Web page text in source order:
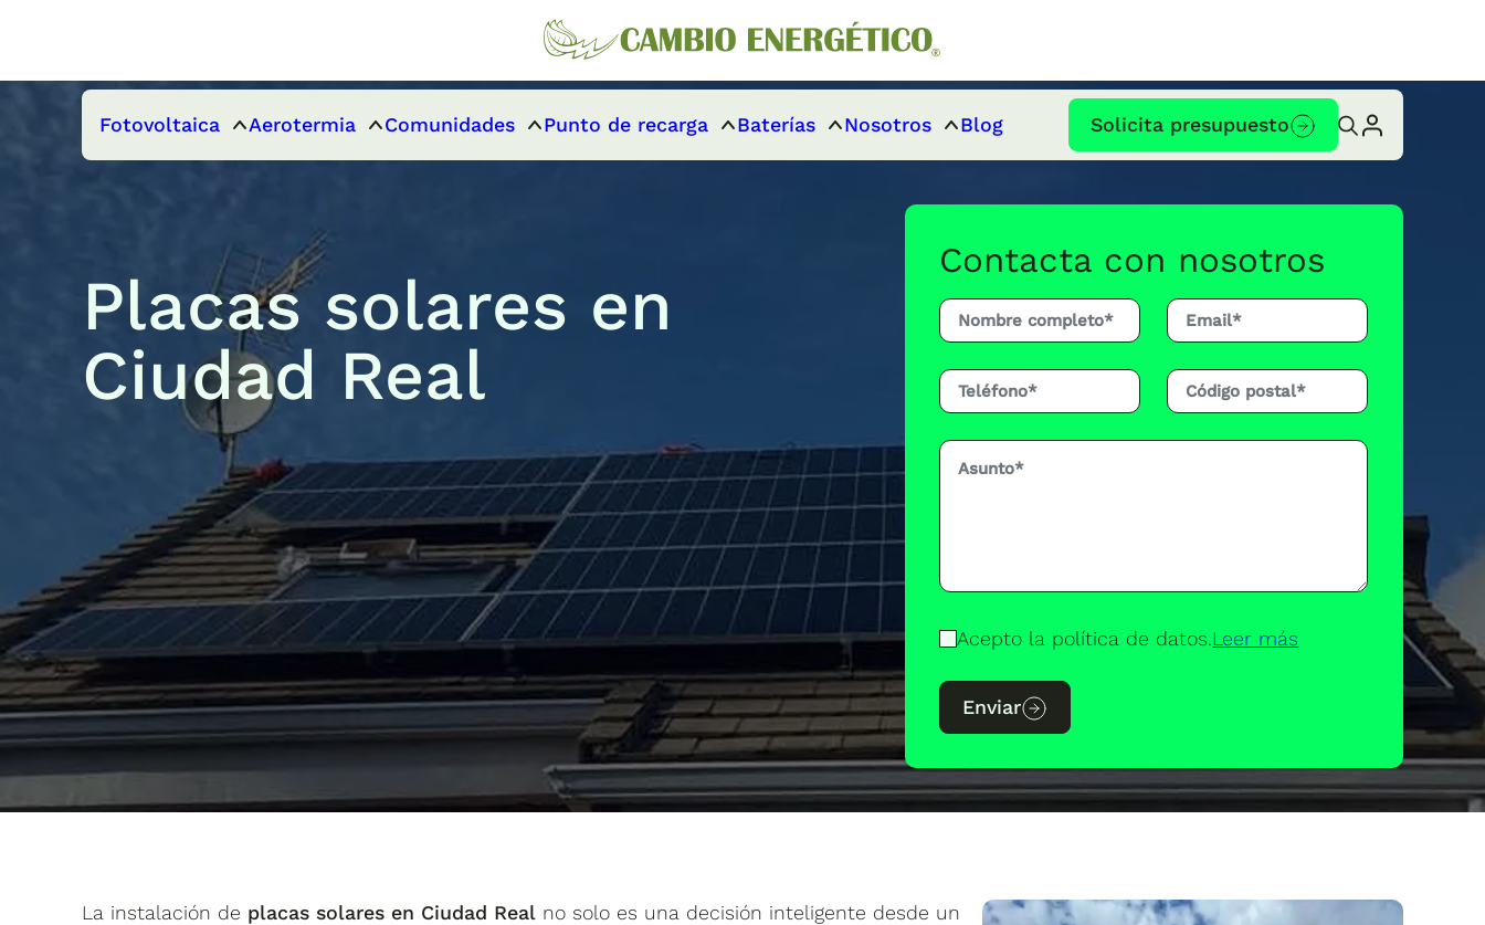
Fotovoltaica Aerotermia Comunidades Punto de recarga Baterías Nosotros Blog Solicita presupuesto
Placas solares en
Ciudad Real
Contacta con nosotros
Acepto la política de datos.Leer más
Enviar
La instalación de placas solares en Ciudad Real no solo es una decisión inteligente desde un